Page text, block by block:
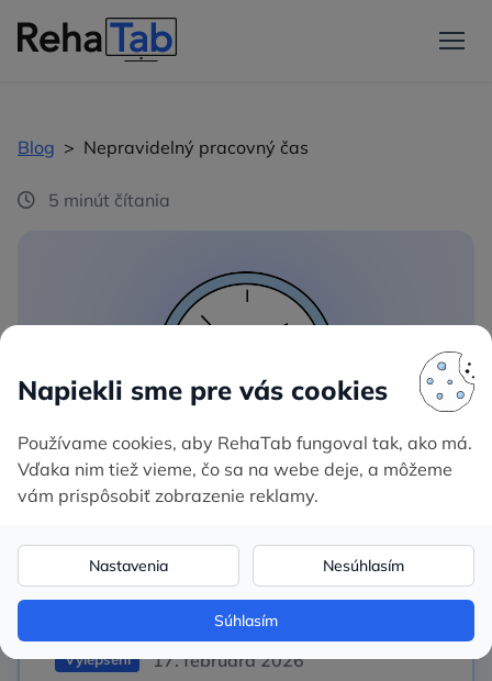
Blog > Nepravidelný pracovný čas
5 minút čítania
Nepravidelný
pracovný čas
Vylepšení 17. februára 2026